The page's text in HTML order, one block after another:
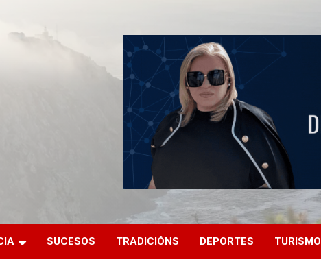
SUCESOS TRADICIÓNS DEPORTES TURISMO